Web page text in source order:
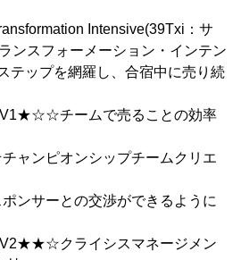
Intensive(39Txi：サ
ンスフォーメーション・インテン
テップを網羅し、合宿中に売り続
チームで売ることの効率
ンピオンシップチームクリエ
サーとの交渉ができるように
クライシスマネージメン